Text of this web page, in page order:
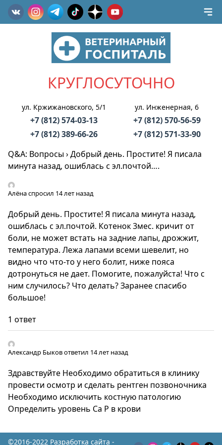
КРУГЛОСУТОЧНО
ул. Кржижановского, 5/1
+7 (812) 574-03-13
+7 (812) 389-66-26
ул. Инженерная, 6
+7 (812) 570-56-59
+7 (812) 571-33-90
Q&A: Вопросы›Добрый день. Простите! Я писала
минута назад, ошиблась с эл.почтой….
Алёнаспросил 14 лет назад
Добрый день. Простите! Я писала минута назад,
ошиблась с эл.почтой. Котенок 3мес. кричит от
боли, не может встать на задние лапы, дрожжит,
температура. Лежа лапами всеми шевелит, но
видно что что-то у него болит, ниже пояса
дотронуться не дает. Помогите, пожалуйста! Что с
ним случилось? Что делать? Заранее спасибо
большое!
1 ответ
Александр Быковответил 14 лет назад
Здравствуйте Необходимо обратиться в клинику
провести осмотр и сделать рентген позвоночника
Необходимо исключить костную патологию
Определить уровень Са Р в крови
©2016-2022 Разработка сайта -